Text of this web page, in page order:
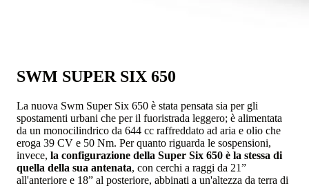
SWM SUPER SIX 650
La nuova Swm Super Six 650 è stata pensata sia per gli
spostamenti urbani che per il fuoristrada leggero; è alimentata
da un monocilindrico da 644 cc raffreddato ad aria e olio che
eroga 39 CV e 50 Nm. Per quanto riguarda le sospensioni,
invece, la configurazione della Super Six 650 è la stessa di
quella della sua antenata, con cerchi a raggi da 21”
all'anteriore e 18” al posteriore, abbinati a un'altezza da terra di